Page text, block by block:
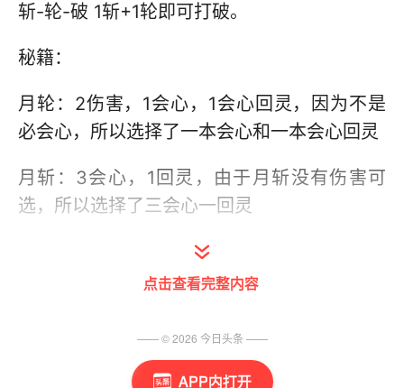
APP内打开
斩-轮-破 1斩+1轮即可打破。
秘籍：
月轮：2伤害，1会心，1会心回灵，因为不是
必会心，所以选择了一本会心和一本会心回灵
月斩：3会心，1回灵，由于月斩没有伤害可
选，所以选择了三会心一回灵
日斩：3伤害，1站桩10%伤害，按正常循环必
会心，所以舍弃会心秘籍
点击查看完整内容
—— ©2026 今日头条 ——